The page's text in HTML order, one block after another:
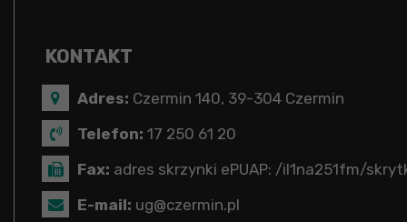
KONTAKT
Adres: Czermin 140, 39-304 Czermin
Telefon: 17 250 61 20
Fax: adres skrzynki ePUAP: /il1na251fm/
E-mail: ug@czermin.pl